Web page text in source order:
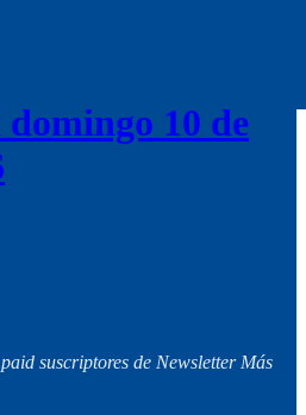
10 de
suscriptores de Newsletter Más